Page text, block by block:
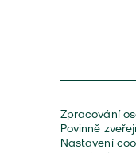
Zpracování
Povinně
Nastavení